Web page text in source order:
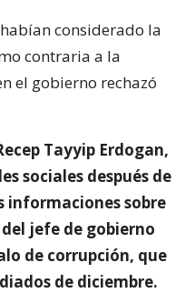
considerado la
contraria a la
el gobierno rechazó
Tayyip Erdogan,
sociales después de
informaciones sobre
jefe de gobierno
de corrupción, que
de diciembre.